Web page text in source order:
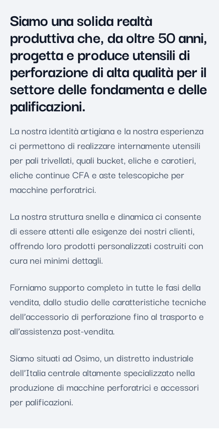
Siamo una solida realtà
produttiva che, da oltre 50 anni,
progetta e produce utensili di
perforazione di alta qualità per il
settore delle fondamenta e delle
palificazioni.
La nostra identità artigiana e la nostra esperienza
ci permettono di realizzare internamente utensili
per pali trivellati, quali bucket, eliche e carotieri,
eliche continue CFA e aste telescopiche per
macchine perforatrici.
La nostra struttura snella e dinamica ci consente
di essere attenti alle esigenze dei nostri clienti,
offrendo loro prodotti personalizzati costruiti con
cura nei minimi dettagli.
Forniamo supporto completo in tutte le fasi della
vendita, dallo studio delle caratteristiche tecniche
dell’accessorio di perforazione fino al trasporto e
all’assistenza post-vendita.
Siamo situati ad Osimo, un distretto industriale
dell’Italia centrale altamente specializzato nella
produzione di macchine perforatrici e accessori
per palificazioni.